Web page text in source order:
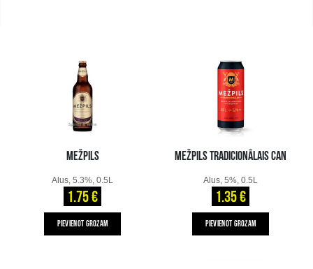
MEŽPILS
Alus, 5.3%, 0.5L
1.75 €
PIEVIENOT GROZAM
MEŽPILS TRADICIONĀLAIS CAN
Alus, 5%, 0.5L
1.35 €
PIEVIENOT GROZAM